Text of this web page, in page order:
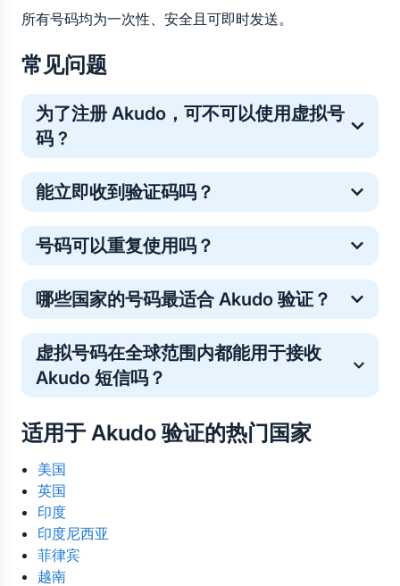
所有号码均为一次性、安全且可即时发送。
常见问题
为了注册 Akudo，可不可以使用虚拟号
码 ?
是的。虚拟号码常用于一次性在线验证，这是一种保护
个人手机号的常见安全方法。
能立即收到验证码吗？
多数 Akudo 验证码会在几秒内送达，但少数情况下可
能略有延迟。如果未收到验证码请不必担心——号码费
选择其他运营商即可顺利完成验证。
号码可以重复使用吗？
临时号码仅支持单次验证。如需重复登录，你可以购买
新号码。
哪些国家的号码最适合 Akudo 验证？
验证号码的接收效果因地区而异，因此最佳选择取决于
当前的发送成功率和号码库存。您可以直接在 5SIM 上
查看各国及运营商的实时数据统计，了解当前哪些号码
对 Akudo 的验证最有效。这有助于您在购买号码前，
选择最可靠的国家、运营商及价格。
虚拟号码在全球范围内都能用于接收
Akudo 短信吗？
Akudo 的验证码短信都会在线接收至您的控制面板
——无需实体 SIM 卡，也无地域限制。
适用于 Akudo 验证的热门国家
美国
英国
印度
印度尼西亚
菲律宾
越南